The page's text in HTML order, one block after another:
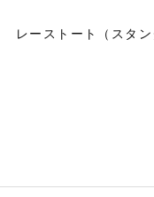
レーストート（スタ